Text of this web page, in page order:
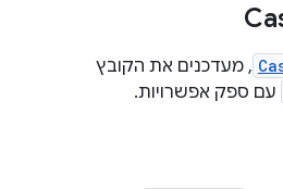
, מעדכנים את הקובץ
עם ספק אפשרויות.